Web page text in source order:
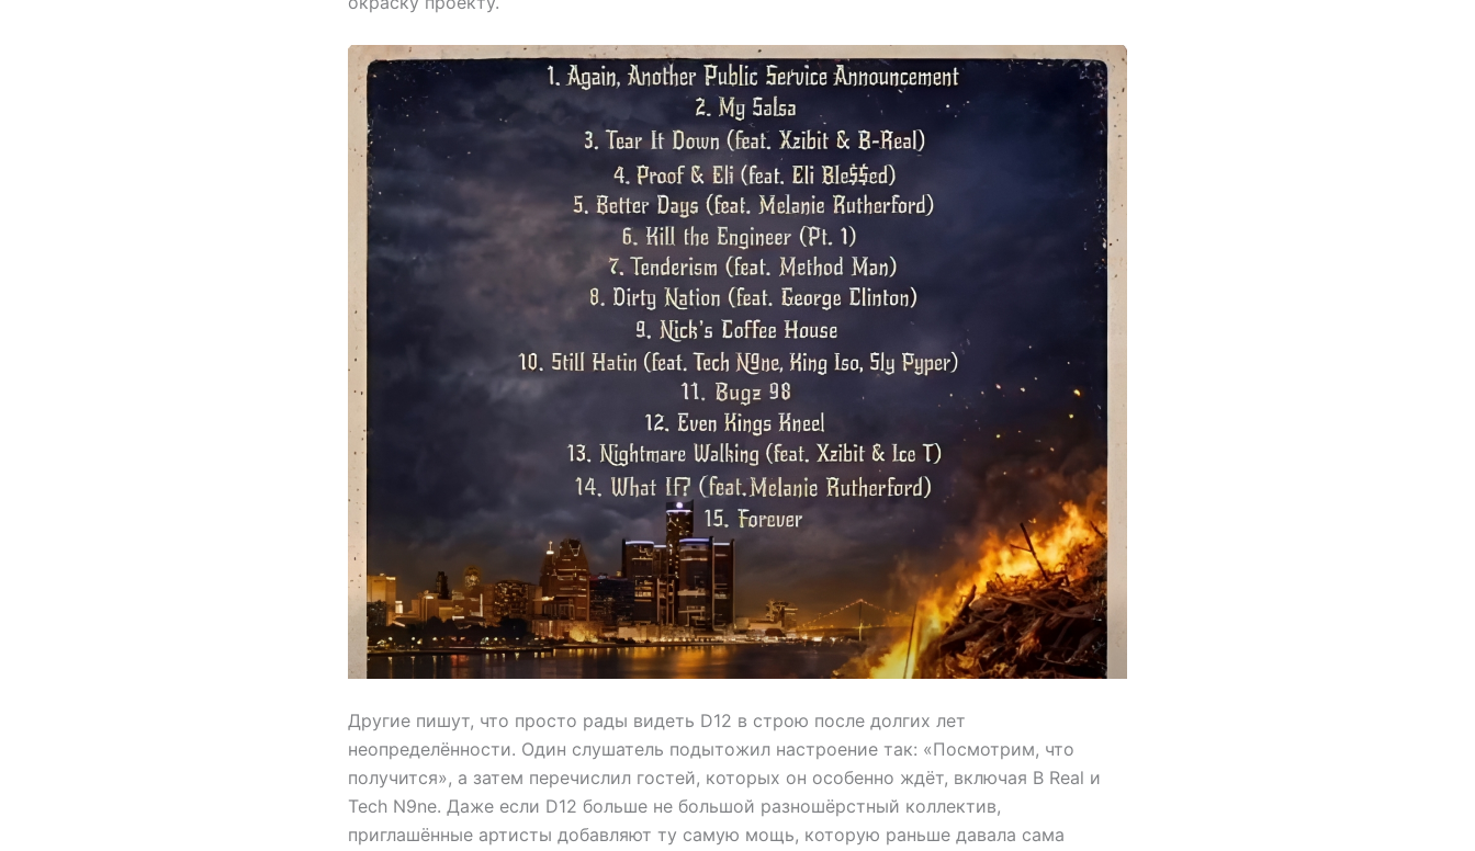
Другие пишут, что просто рады видеть D12 в строю после долгих лет
неопределённости. Один слушатель подытожил настроение так: «Посмотрим, что
получится», а затем перечислил гостей, которых он особенно ждёт, включая B Real и
Tech N9ne. Даже если D12 больше не большой разношёрстный коллектив,
приглашённые артисты добавляют ту самую мощь, которую раньше давала сама